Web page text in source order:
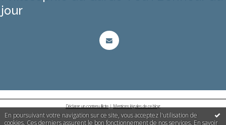
En poursuivant votre navigation sur ce site, vous acceptez l'utilisation de
cookies. Ces derniers assurent le bon fonctionnement de nos services. En savoir
jour
Déclarer un contenu illicite | Mentions légales de ce blog